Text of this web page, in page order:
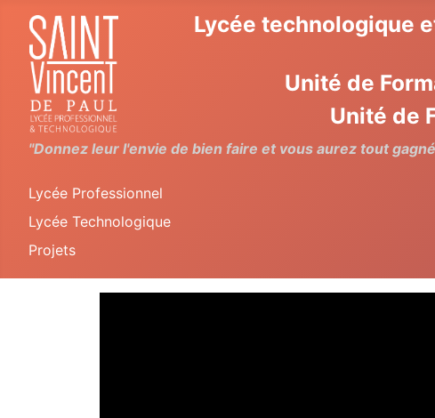
Lycée technologique
Unité de
Unité de
"Donnez leur l'envie de bien faire et vous aurez tout
Lycée Professionnel
Lycée Technologique
Projets